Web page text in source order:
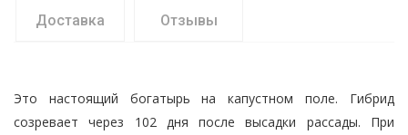
Доставка Отзывы
Это настоящий богатырь на капустном поле. Гибрид
созревает через 102 дня после высадки рассады. При